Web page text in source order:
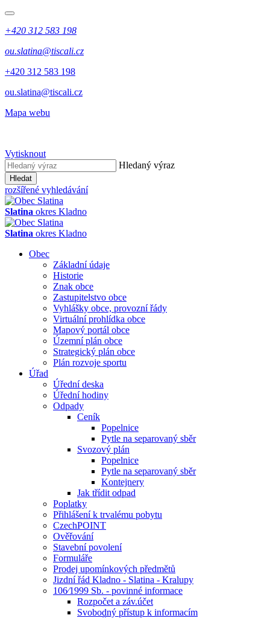
+420 312 583 198
ou.slatina@tiscali.cz
+420 312 583 198
ou.slatina@tiscali.cz
Mapa webu
Vytisknout
Hledaný výraz
Hledat
rozšířené vyhledávání
Slatina okres Kladno
Slatina okres Kladno
Obec
Základní údaje
Historie
Znak obce
Zastupitelstvo obce
Vyhlášky obce, provozní řády
Virtuální prohlídka obce
Mapový portál obce
Územní plán obce
Strategický plán obce
Plán rozvoje sportu
Úřad
Úřední deska
Úřední hodiny
Odpady
Ceník
Popelnice
Pytle na separovaný sběr
Svozový plán
Popelnice
Pytle na separovaný sběr
Kontejnery
Jak třídit odpad
Poplatky
Přihlášení k trvalému pobytu
CzechPOINT
Ověřování
Stavební povolení
Formuláře
Prodej upomínkových předmětů
Jizdní řád Kladno - Slatina - Kralupy
106⁄1999 Sb. - povinné informace
Rozpočet a záv.účet
Svobodný přístup k informacím